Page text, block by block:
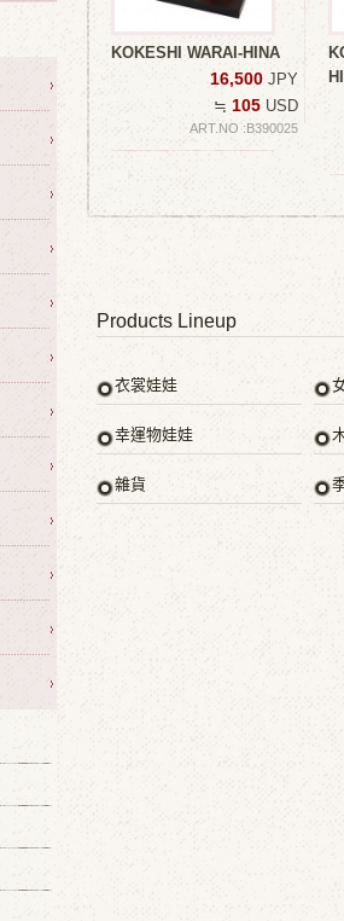
KOKESHI WARAI-HINA
16,500 JPY
≒ 105 USD
ART.NO :B390025
Products Lineup
衣裳娃娃
幸運物娃娃
雜貨